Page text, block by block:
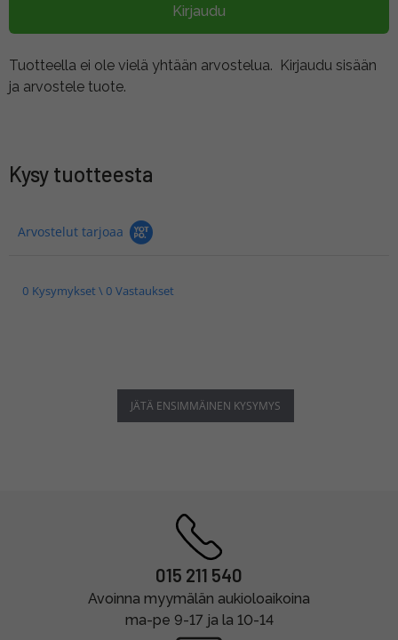
Kirjaudu
Tuotteella ei ole vielä yhtään arvostelua. Kirjaudu sisään
ja arvostele tuote.
Kysy tuotteesta
Arvostelut tarjoaa
0 Kysymykset \ 0 Vastaukset
JÄTÄ ENSIMMÄINEN KYSYMYS
015 211 540
Avoinna myymälän aukioloaikoina
ma-pe 9-17 ja la 10-14